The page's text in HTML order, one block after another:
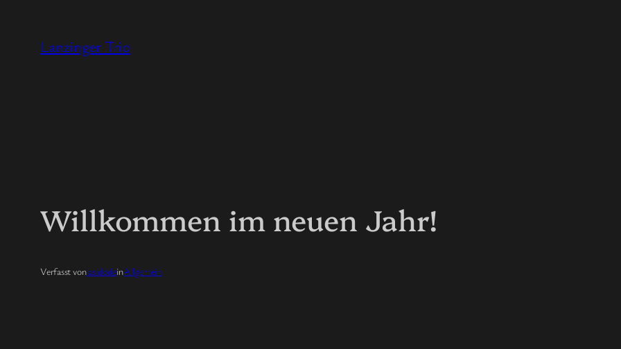
Lanzinger Trio
Willkommen im neuen Jahr!
Verfasst vonlasidodeinAllgemein